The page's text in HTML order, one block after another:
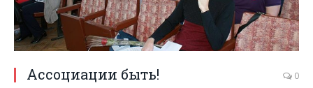
Ассоциации быть! 0